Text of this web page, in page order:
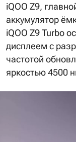
iQOO Z9,
аккумулятор
iQOO Z9 Turbo
дисплеем с
частотой
яркостью 4500